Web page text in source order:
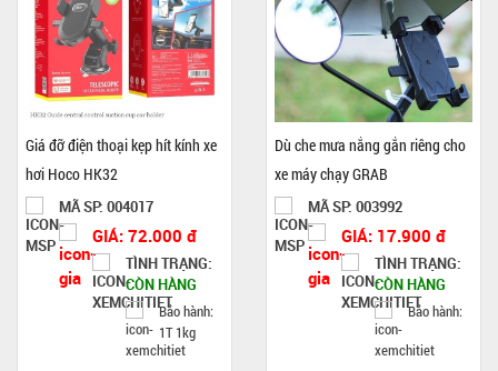
Giá đỡ điện thoại kẹp hít kính xe
hơi Hoco HK32
MÃ SP: 004017
GIÁ: 72.000 đ
TÌNH TRẠNG:
CÒN HÀNG
Bảo hành:
1T 1kg
Dù che mưa nắng gắn riêng cho
xe máy chạy GRAB
MÃ SP: 003992
GIÁ: 17.900 đ
TÌNH TRẠNG:
CÒN HÀNG
Bảo hành: